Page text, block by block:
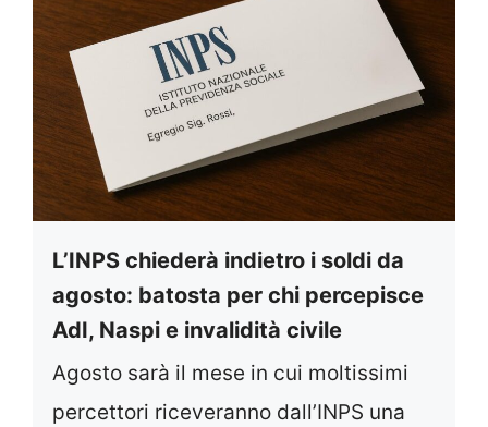
L’INPS chiederà indietro i soldi da
agosto: batosta per chi percepisce
AdI, Naspi e invalidità civile
Agosto sarà il mese in cui moltissimi
percettori riceveranno dall’INPS una